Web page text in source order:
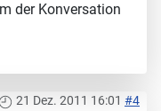
der Konversation
21 Dez. 2011 16:01 #4